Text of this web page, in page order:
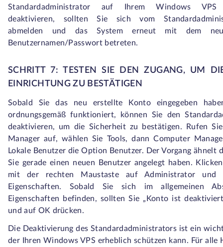
Standardadministrator auf Ihrem Windows VPS
deaktivieren, sollten Sie sich vom
abmelden und das System erneut mit dem
Benutzernamen/Passwort betreten.
SCHRITT 7: TESTEN SIE DEN ZUGANG, UM
EINRICHTUNG ZU BESTÄTIGEN
Sobald Sie das neu erstellte Konto eingegeben
ordnungsgemäß funktioniert, können Sie den
deaktivieren, um die Sicherheit zu bestätigen. Rufen
Manager auf, wählen Sie Tools, dann Computer
Lokale Benutzer die Option Benutzer. Der Vorgang ähnelt
Sie gerade einen neuen Benutzer angelegt haben.
mit der rechten Maustaste auf Administrator und
Eigenschaften. Sobald Sie sich im allgemeinen
Eigenschaften befinden, sollten Sie „Konto ist
und auf OK drücken.
Die Deaktivierung des Standardadministrators ist ein
der Ihren Windows VPS erheblich schützen kann. Für alle